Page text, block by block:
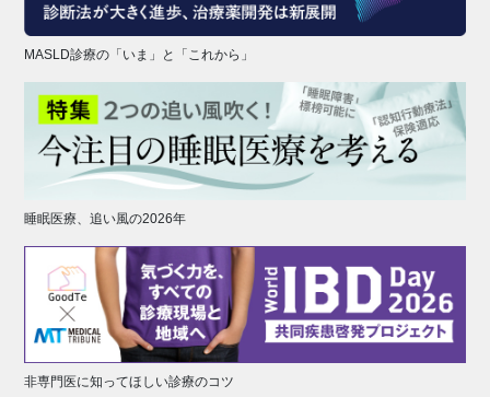
MASLD診療の「いま」と「これから」
睡眠医療、追い風の2026年
非専門医に知ってほしい診療のコツ